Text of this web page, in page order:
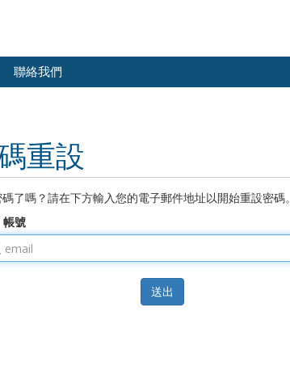
聯絡我們
重設
了嗎？請在下方輸入您的電子郵件地址以開始重設密碼。
號
送出